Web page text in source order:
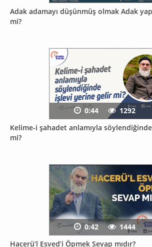
Adak adamayı düşünmüş olmak Adak
mi?
Kelime-i şahadet anlamıyla
mi?
0:44 1292
Hacerü’l Esved’i Öpmek Sevap mıdır?
0:42 1444